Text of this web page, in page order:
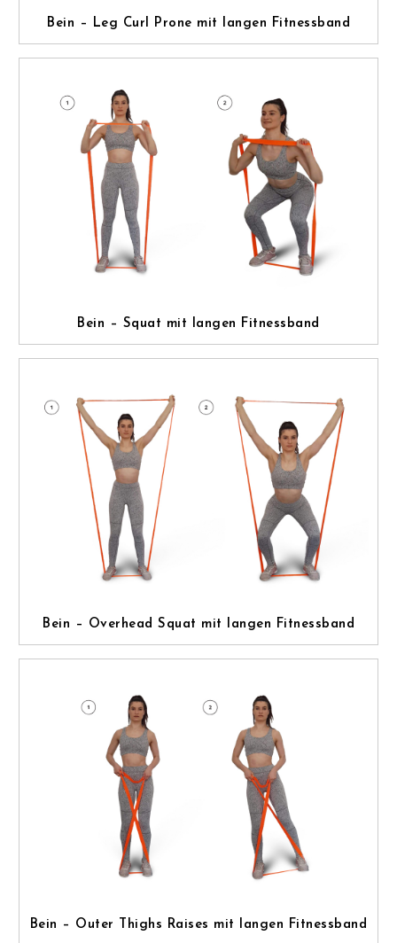
Bein – Leg Curl Prone mit langen Fitnessband
Bein – Squat mit langen Fitnessband
Bein – Overhead Squat mit langen Fitnessband
Bein – Outer Thighs Raises mit langen Fitnessband